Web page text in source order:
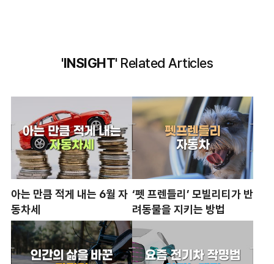
'INSIGHT'Related Articles
아는 만큼 적게 내는 6월 자
동차세
‘펫 프렌들리’ 모빌리티가 반
려동물을 지키는 방법